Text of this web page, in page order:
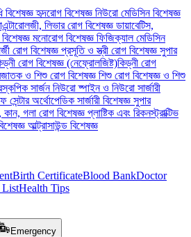
বিশেষজ্ঞহৃদরোগ বিশেষজ্ঞনিউরো মেডিসিন বিশেষজ্ঞ
লিভার রোগ বিশেষজ্ঞডায়াবেটিস,
মনোরোগ বিশেষজ্ঞফিজিক্যাল মেডিসিন
রোগ বিশেষজ্ঞপ্রসূতি ও স্ত্রী রোগ বিশেষজ্ঞসুপার
রোগ বিশেষজ্ঞ (নেফ্রোলজিষ্ট)কিড্‌নী রোগ
ও শিশু রোগ বিশেষজ্ঞশিশু রোগ বিশেষজ্ঞ ও শিশু
সার্জননিউরো ষ্পাইন ও নিউরো সার্জারী
সেন্টারঅর্থোপেডিক সার্জারী বিশেষজ্ঞসুপার
কান, গলা রোগ বিশেষজ্ঞপ্লাষ্টিক এবং রিকনস্ট্রাক্টিভ
আল্ট্রাসাউন্ড বিশেষজ্ঞ
Birth CertificateBlood BankDoctor
ListHealth Tips
Emergency